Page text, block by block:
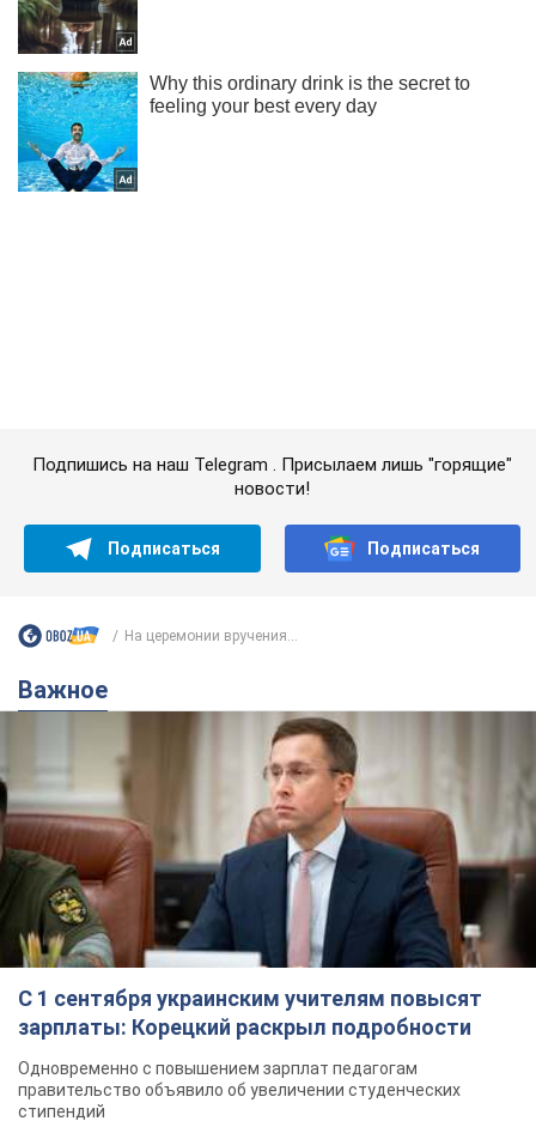
Важное
С 1 сентября украинским учителям повысят
зарплаты: Корецкий раскрыл подробности
Одновременно с повышением зарплат педагогам
правительство объявило об увеличении студенческих
стипендий
7.08.2026 00:29 11,6 т.
перехватила украинская ПВО в
июле: в Минобороны назвали цифру
Украинская ПВО работала в условиях
дефицита ракет-перехватчиков